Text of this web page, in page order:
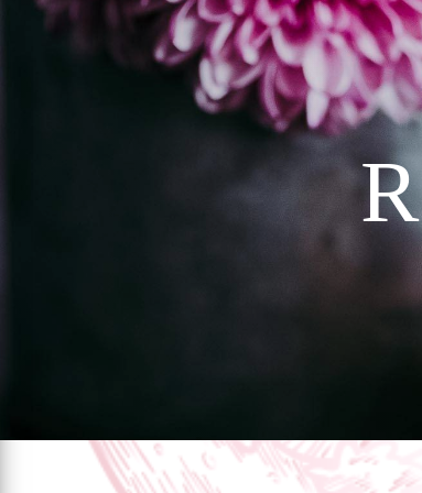
Panneau de gestion des cookies